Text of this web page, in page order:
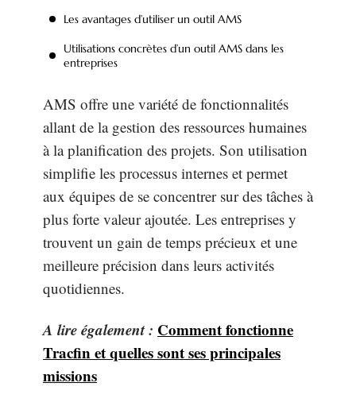
Les avantages d’utiliser un outil AMS
Utilisations concrètes d’un outil AMS dans les
entreprises
AMS offre une variété de fonctionnalités
allant de la gestion des ressources humaines
à la planification des projets. Son utilisation
simplifie les processus internes et permet
aux équipes de se concentrer sur des tâches à
plus forte valeur ajoutée. Les entreprises y
trouvent un gain de temps précieux et une
meilleure précision dans leurs activités
quotidiennes.
A lire également : Comment fonctionne
Tracfin et quelles sont ses principales
missions